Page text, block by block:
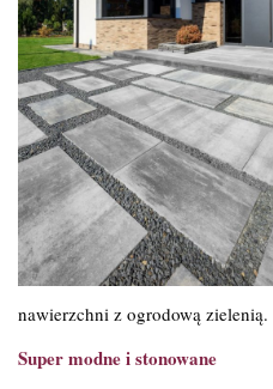
nawierzchni z ogrodową zielenią.
Super modne i stonowane